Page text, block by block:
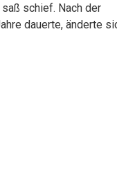
schief. Nach der
dauerte, änderte